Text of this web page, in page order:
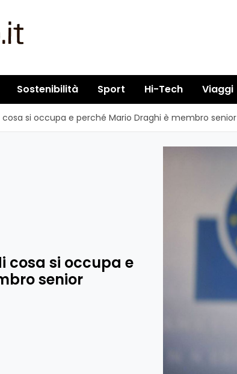
Sostenibilità Sport Hi-Tech Viaggi
cosa si occupa e perché Mario Draghi è membro senior
cosa si occupa e
senior